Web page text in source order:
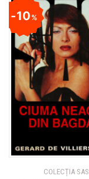
COLECȚIA SAS
10%